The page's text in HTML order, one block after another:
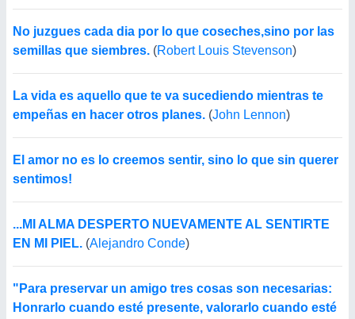
No juzgues cada dia por lo que coseches,sino por las
semillas que siembres. (Robert Louis Stevenson)
La vida es aquello que te va sucediendo mientras te
empeñas en hacer otros planes. (John Lennon)
El amor no es lo creemos sentir, sino lo que sin querer
sentimos!
...MI ALMA DESPERTO NUEVAMENTE AL SENTIRTE
EN MI PIEL. (Alejandro Conde)
"Para preservar un amigo tres cosas son necesarias:
Honrarlo cuando esté presente, valorarlo cuando esté